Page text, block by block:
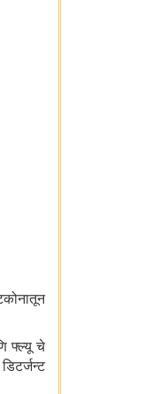
फ्ल्यू चे